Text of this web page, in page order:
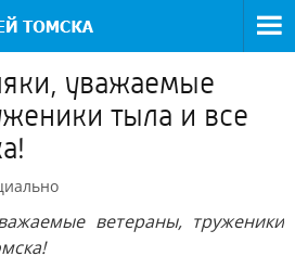
уважаемые
тыла и все
ветераны, труженики